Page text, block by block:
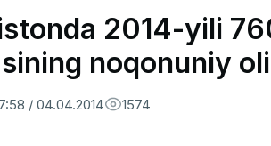
2014-yili
noqonuniy
/ 04.04.2014 1574